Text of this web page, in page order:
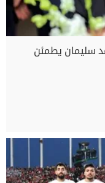
سليمان يطمئن